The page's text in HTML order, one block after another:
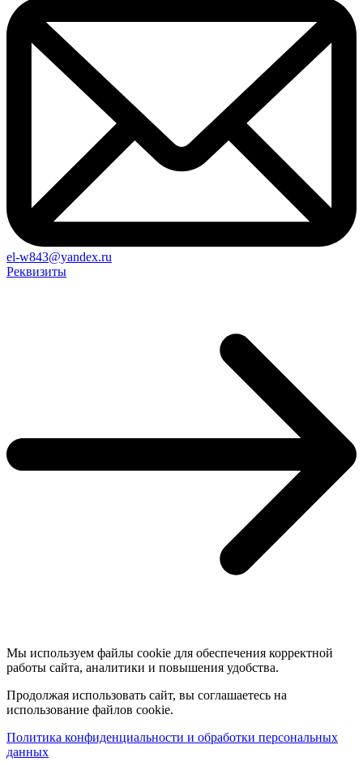
el-w843@yandex.ru
Реквизиты
Мы используем файлы cookie для обеспечения корректной
работы сайта, аналитики и повышения удобства.
Продолжая использовать сайт, вы соглашаетесь на
использование файлов cookie.
Политика конфиденциальности и обработки персональных
данных